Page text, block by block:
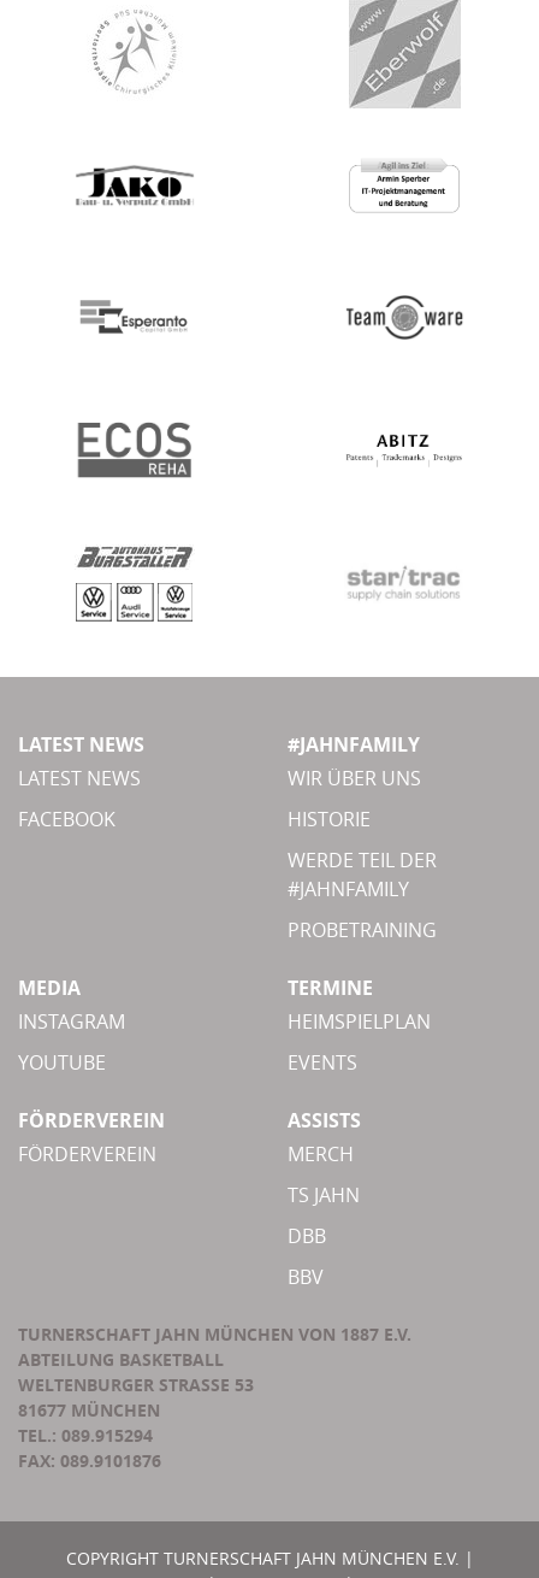
LATEST NEWS
LATEST NEWS
FACEBOOK
#JAHNFAMILY
WIR ÜBER UNS
HISTORIE
WERDE TEIL DER
#JAHNFAMILY
PROBETRAINING
MEDIA
INSTAGRAM
YOUTUBE
TERMINE
HEIMSPIELPLAN
EVENTS
FÖRDERVEREIN
FÖRDERVEREIN
ASSISTS
MERCH
TS JAHN
DBB
BBV
TURNERSCHAFT JAHN MÜNCHEN VON 1887 E.V.
ABTEILUNG BASKETBALL
WELTENBURGER STRASSE 53
81677 MÜNCHEN
TEL.: 089.915294
FAX: 089.9101876
COPYRIGHT TURNERSCHAFT JAHN MÜNCHEN E.V. |